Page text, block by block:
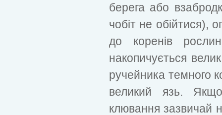
берега або
чобіт не обійтися),
до коренів
накопичується
ручейника темного
великий язь.
клювання зазвичай